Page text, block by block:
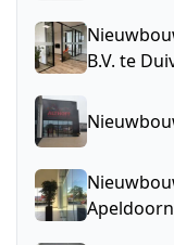
B.V. te
Apeldoorn